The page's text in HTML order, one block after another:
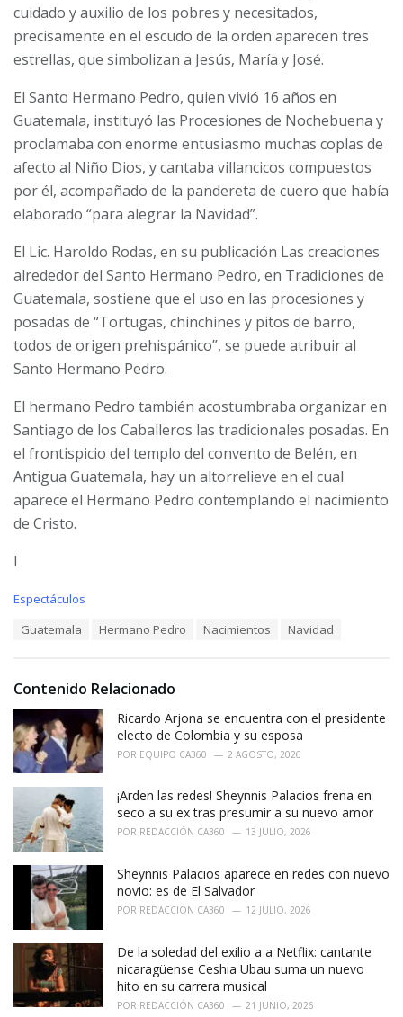
cuidado y auxilio de los pobres y necesitados,
precisamente en el escudo de la orden aparecen tres
estrellas, que simbolizan a Jesús, María y José.
El Santo Hermano Pedro, quien vivió 16 años en
Guatemala, instituyó las Procesiones de Nochebuena y
proclamaba con enorme entusiasmo muchas coplas de
afecto al Niño Dios, y cantaba villancicos compuestos
por él, acompañado de la pandereta de cuero que había
elaborado “para alegrar la Navidad”.
El Lic. Haroldo Rodas, en su publicación Las creaciones
alrededor del Santo Hermano Pedro, en Tradiciones de
Guatemala, sostiene que el uso en las procesiones y
posadas de “Tortugas, chinchines y pitos de barro,
todos de origen prehispánico”, se puede atribuir al
Santo Hermano Pedro.
El hermano Pedro también acostumbraba organizar en
Santiago de los Caballeros las tradicionales posadas. En
el frontispicio del templo del convento de Belén, en
Antigua Guatemala, hay un altorrelieve en el cual
aparece el Hermano Pedro contemplando el nacimiento
de Cristo.
l
C
r
i
e
s
:
Espectáculos
:
Guatemala Hermano Pedro Nacimientos Navidad
Contenido Relacionado
Ricardo Arjona se encuentra con el presidente
electo de Colombia y su esposa
POR EQUIPO CA360 2 AGOSTO, 2026
¡Arden las redes! Sheynnis Palacios frena en
seco a su ex tras presumir a su nuevo amor
POR REDACCIÓN CA360 13 JULIO, 2026
Sheynnis Palacios aparece en redes con nuevo
novio: es de El Salvador
POR REDACCIÓN CA360 12 JULIO, 2026
De la soledad del exilio a a Netflix: cantante
nicaragüense Ceshia Ubau suma un nuevo
hito en su carrera musical
POR REDACCIÓN CA360 21 JUNIO, 2026